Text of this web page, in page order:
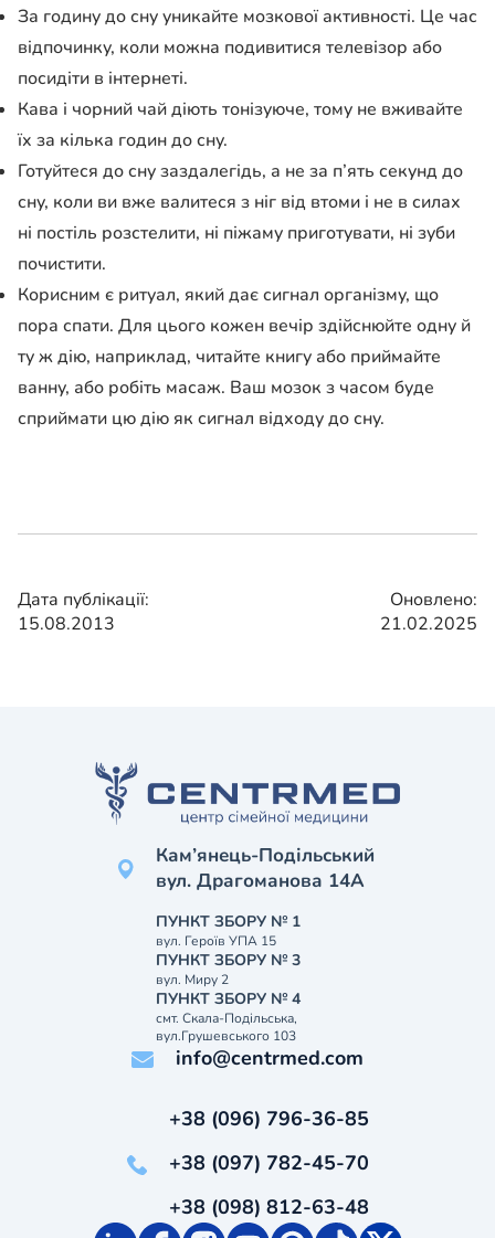
За годину до сну уникайте мозкової активності. Це час
відпочинку, коли можна подивитися телевізор або
посидіти в інтернеті.
Кава і чорний чай діють тонізуюче, тому не вживайте
їх за кілька годин до сну.
Готуйтеся до сну заздалегідь, а не за п’ять секунд до
сну, коли ви вже валитеся з ніг від втоми і не в силах
ні постіль розстелити, ні піжаму приготувати, ні зуби
почистити.
Корисним є ритуал, який дає сигнал організму, що
пора спати. Для цього кожен вечір здійснюйте одну й
ту ж дію, наприклад, читайте книгу або приймайте
ванну, або робіть масаж. Ваш мозок з часом буде
сприймати цю дію як сигнал відходу до сну.
Дата публікації:
15.08.2013
Оновлено:
21.02.2025
Кам’янець-Подільський
вул. Драгоманова 14А
ПУНКТ ЗБОРУ № 1
вул. Героїв УПА 15
ПУНКТ ЗБОРУ № 3
вул. Миру 2
ПУНКТ ЗБОРУ № 4
смт. Скала-Подільська,
вул.Грушевського 103
info@centrmed.com
+38 (096) 796-36-85
+38 (097) 782-45-70
+38 (098) 812-63-48